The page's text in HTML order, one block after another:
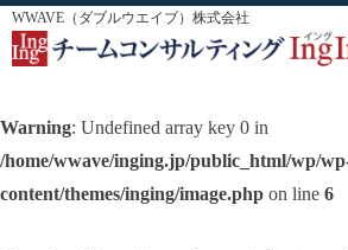
WWAVE（ダブルウエイブ）株式会社
Warning: Undefined array key 0 in
/home/wwave/inging.jp/public_html/wp/
content/themes/inging/image.php on line 6